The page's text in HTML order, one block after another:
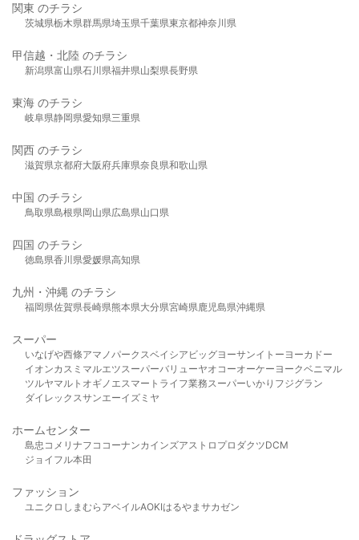
関東 のチラシ
茨城県栃木県群馬県埼玉県千葉県東京都神奈川県
甲信越・北陸 のチラシ
新潟県富山県石川県福井県山梨県長野県
東海 のチラシ
岐阜県静岡県愛知県三重県
関西 のチラシ
滋賀県京都府大阪府兵庫県奈良県和歌山県
中国 のチラシ
鳥取県島根県岡山県広島県山口県
四国 のチラシ
徳島県香川県愛媛県高知県
九州・沖縄 のチラシ
福岡県佐賀県長崎県熊本県大分県宮崎県鹿児島県沖縄県
スーパー
いなげや西條アマノパークスベイシア ビッグヨーサンイトーヨーカドー
イオンカスミ マルエツスーパーバリューヤオコーオーケー ヨークベニマル
ツルヤマルト オギノ エスマート ライフ業務スーパーいかり フジグラン
ダイレックスサンエーイズミヤ
ホームセンター
島忠 コメリ ナフコ コーナンカインズアストロプロダクツDCM
ジョイフル本田
ファッション
ユニクロ しまむら アベイルAOKIはるやま サカゼン